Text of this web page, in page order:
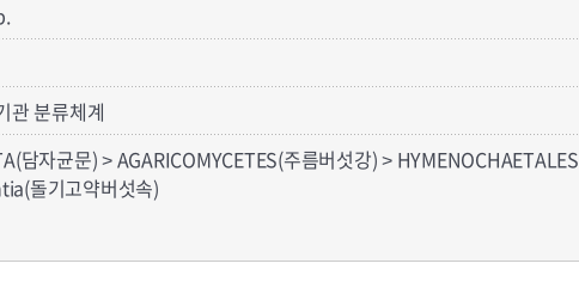
관 분류체계
담자균문) > AGARICOMYCETES(주름버섯강) >
돌기고약버섯속)